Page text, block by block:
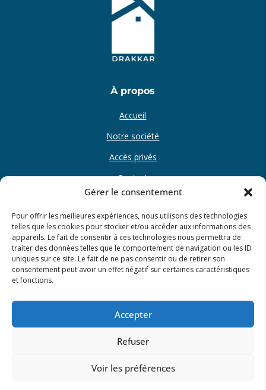
Gérer le consentement
Pour offrir les meilleures expériences, nous utilisons des technologies
telles que les cookies pour stocker et/ou accéder aux informations des
appareils. Le fait de consentir à ces technologies nous permettra de
traiter des données telles que le comportement de navigation ou les ID
uniques sur ce site. Le fait de ne pas consentir ou de retirer son
consentement peut avoir un effet négatif sur certaines caractéristiques
et fonctions.
Accepter
Refuser
Voir les préférences
À propos
Accueil
Notre société
Accès privés
Contact
Nos programmes
Programmes neufs
Terrains à bâtir
Suivez nous sur :